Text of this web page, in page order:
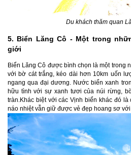
Du khách thăm quan
5. Biển Lăng Cô - Một trong
giới
Biển Lăng Cô được bình chọn là một trong
với bờ cát trắng, kéo dài hơn 10km uốn
ngang qua đại dương. Nước biển xanh
hữu tình với sự xanh tươi của núi rừng,
tràn.Khác biệt với các Vịnh biển khác đó là
náo nhiệt vẫn giữ được vẻ đẹp hoang sơ